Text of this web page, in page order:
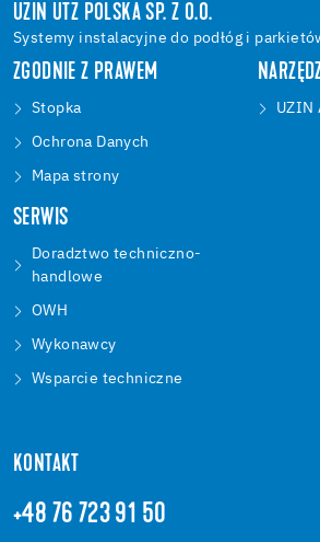
UZIN UTZ POLSKA SP. Z O.O.
Systemy instalacyjne do podłóg i
ZGODNIE Z PRAWEM
Stopka
Ochrona Danych
Mapa strony
UZIN
SERWIS
Doradztwo techniczno-
handlowe
OWH
Wykonawcy
Wsparcie techniczne
KONTAKT
+48 76 723 91 50